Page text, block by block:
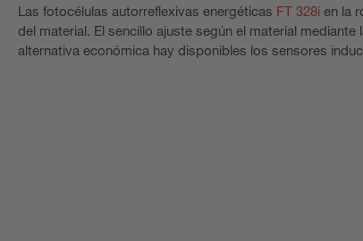
Las fotocélulas autorreflexivas energéticas FT 328i en la
del material. El sencillo ajuste según el material
alternativa económica hay disponibles los sensores